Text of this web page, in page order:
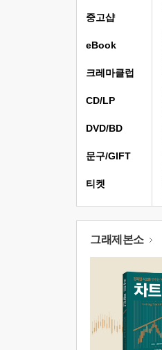
중고샵
eBook
크레마클럽
CD/LP
DVD/BD
문구/GIFT
티켓
그래제본소